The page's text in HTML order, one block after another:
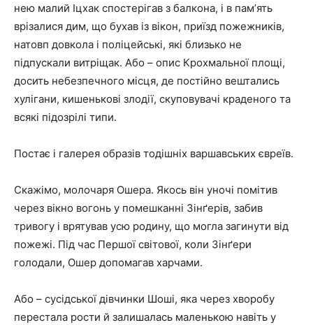
нею малий Іцхак спостерігав з балкона, і в памʼять
врізалися дим, що бухав із вікон, приїзд пожежників,
натовп довкола і поліцейські, які близько не
підпускали витріщак. Або – опис Крохмальної площі,
досить небезпечного місця, де постійно вештались
хулігани, кишенькові злодії, скуповувачі краденого та
всякі підозрілі типи.
Постає і галерея образів тодішніх варшавських євреїв.
Скажімо, молочаря Ошера. Якось він уночі помітив
через вікно вогонь у помешканні Зінґерів, забив
тривогу і врятував усю родину, що могла загинути від
пожежі. Під час Першої світової, коли Зінґери
голодали, Ошер допомагав харчами.
Або – сусідської дівчинки Шоші, яка через хворобу
перестала рости й залишалась маленькою навіть у